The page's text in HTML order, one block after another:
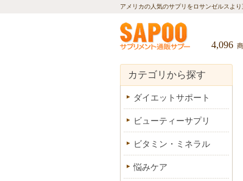
アメリカの人気のサプリをロサンゼルスより
4,096
カテゴリから探す
ダイエットサポート
ビューティーサプリ
ビタミン・ミネラル
悩みケア